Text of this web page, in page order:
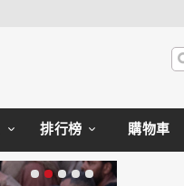
排行榜 購物車